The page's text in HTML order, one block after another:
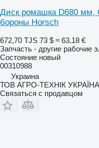
Диск ромашка D680 мм,
бороны Horsch
672,70 TJS 73 $ ≈ 63,18 €
Запчасть - другие рабочие
Состояние новый
00310988
Украина
ТОВ АГРО-ТЕХНІК УКРАЇНА
Связаться с продавцом